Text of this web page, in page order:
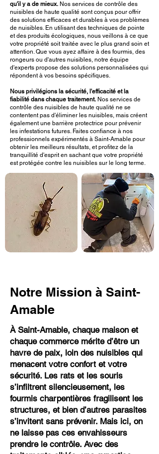
qu'il y a de mieux. Nos services de contrôle des
nuisibles de haute qualité sont conçus pour offrir
des solutions efficaces et durables à vos problèmes
de nuisibles. En utilisant des techniques de pointe
et des produits écologiques, nous veillons à ce que
votre propriété soit traitée avec le plus grand soin et
attention. Que vous ayez affaire à des fourmis, des
rongeurs ou d'autres nuisibles, notre équipe
d'experts propose des solutions personnalisées qui
répondent à vos besoins spécifiques.
Nous privilégions la sécurité, l'efficacité et la
fiabilité dans chaque traitement. Nos services de
contrôle des nuisibles de haute qualité ne se
contentent pas d'éliminer les nuisibles, mais créent
également une barrière protectrice pour prévenir
les infestations futures. Faites confiance à nos
professionnels expérimentés à Saint-Amable pour
obtenir les meilleurs résultats, et profitez de la
tranquillité d'esprit en sachant que votre propriété
est protégée contre les nuisibles sur le long terme.
Notre Mission à Saint-
Amable
À Saint-Amable, chaque maison et
chaque commerce mérite d’être un
havre de paix, loin des nuisibles qui
menacent votre confort et votre
sécurité. Les rats et les souris
s’infiltrent silencieusement, les
fourmis charpentières fragilisent les
structures, et bien d’autres parasites
s’invitent sans prévenir. Mais ici, on
ne laisse pas ces envahisseurs
prendre le contrôle. Avec des